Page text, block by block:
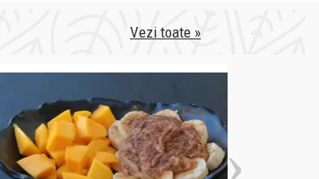
Vezi toate »